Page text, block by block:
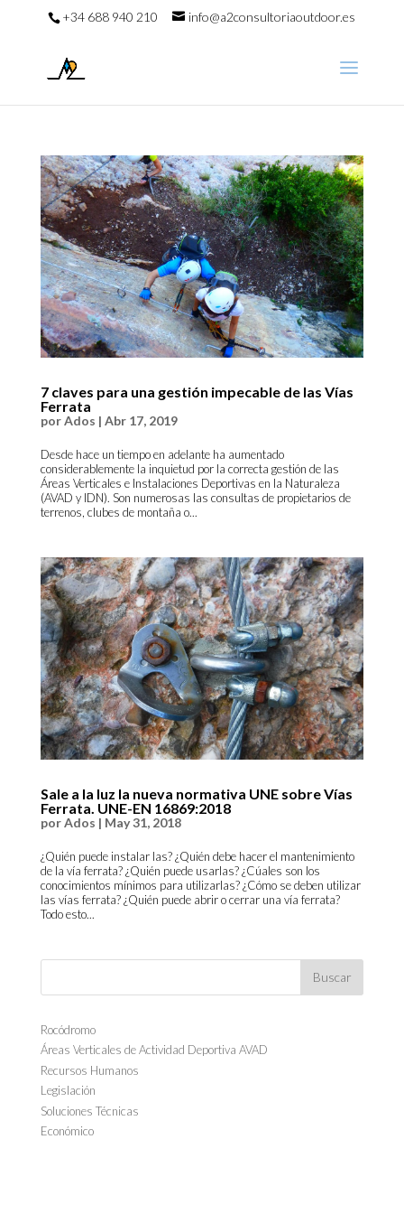
+34 688 940 210 info@a2consultoriaoutdoor.es
7 claves para una gestión impecable de las Vías
Ferrata
porAdos | Abr 17, 2019
Desde hace un tiempo en adelante ha aumentado
considerablemente la inquietud por la correcta gestión de las
Áreas Verticales e Instalaciones Deportivas en la Naturaleza
(AVAD y IDN). Son numerosas las consultas de propietarios de
terrenos, clubes de montaña o...
Sale a la luz la nueva normativa UNE sobre Vías
Ferrata. UNE-EN 16869:2018
porAdos | May 31, 2018
¿Quién puede instalar las? ¿Quién debe hacer el mantenimiento
de la vía ferrata? ¿Quién puede usarlas? ¿Cúales son los
conocimientos mínimos para utilizarlas? ¿Cómo se deben utilizar
las vías ferrata? ¿Quién puede abrir o cerrar una vía ferrata?
Todo esto...
Rocódromo
Áreas Verticales de Actividad Deportiva AVAD
Recursos Humanos
Legislación
Soluciones Técnicas
Económico